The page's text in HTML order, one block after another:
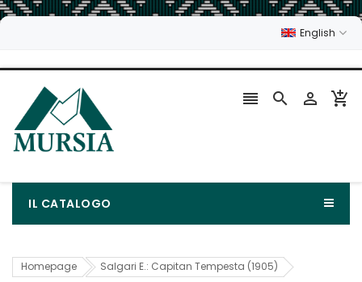
English
   
IL CATALOGO
Homepage Salgari E.: Capitan Tempesta (1905)